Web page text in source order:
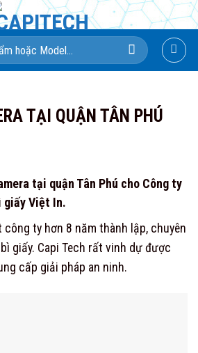
TẠI QUẬN TÂN PHÚ
tại quận Tân Phú cho Công ty
Việt In.
công ty hơn 8 năm thành lập, chuyên
giấy. Capi Tech rất vinh dự được
cấp giải pháp an ninh.